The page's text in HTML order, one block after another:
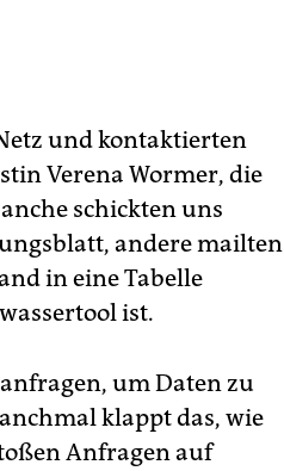
und kontaktierten
Verena Wormer, die
schickten uns
andere mailten
in eine Tabelle
ist.
um Daten zu
klappt das, wie
Anfragen auf